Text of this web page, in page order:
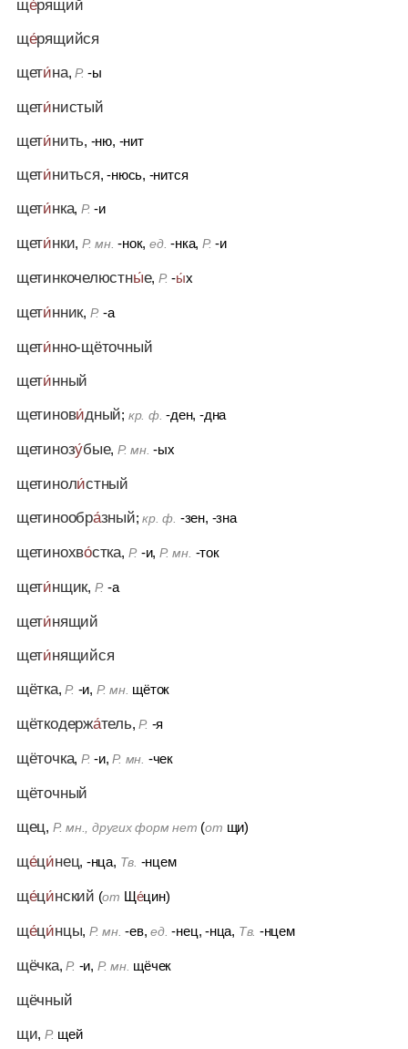
ще́рящий
ще́рящийся
щети́на,Р. -ы
щети́нистый
щети́нить, -ню, -нит
щети́ниться, -нюсь, -нится
щети́нка, Р. -и
щети́нки, Р. мн. -нок,ед. -нка, Р. -и
щетинкочелюстны́е, Р. -ы́х
щети́нник, Р. -а
щети́нно-щёточный
щети́нный
щетинови́дный; кр. ф. -ден, -дна
щетинозу́бые,Р. мн. -ых
щетиноли́стный
щетинообра́зный;кр. ф. -зен, -зна
щетинохво́стка, Р. -и,Р. мн. -ток
щети́нщик, Р. -а
щети́нящий
щети́нящийся
щётка,Р. -и, Р. мн. щёток
щёткодержа́тель,Р. -я
щёточка, Р. -и,Р. мн. -чек
щёточный
щец, Р. мн., других форм нет (от щи)
ще́ци́нец, -нца, Тв. -нцем
ще́ци́нский (от Щ е́цин)
ще́ци́нцы, Р. мн. -ев,ед. -нец, -нца, Тв. -нцем
щёчка,Р. -и, Р. мн. щёчек
щёчный
щи, Р. щей